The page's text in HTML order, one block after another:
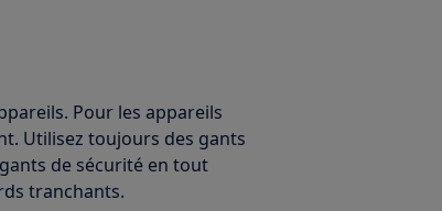
Pour les appareils
Utilisez toujours des gants
de sécurité en tout
tranchants.